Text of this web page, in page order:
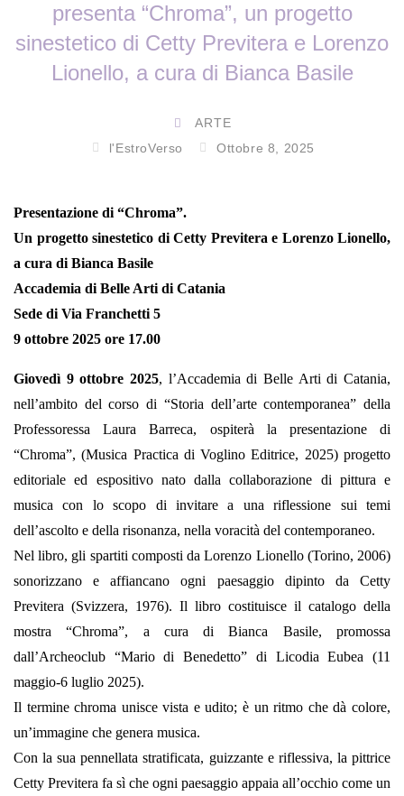
presenta “Chroma”, un progetto
sinestetico di Cetty Previtera e Lorenzo
Lionello, a cura di Bianca Basile
ARTE
l'EstroVerso
Ottobre 8, 2025
Presentazione di “Chroma”.
Un progetto sinestetico di Cetty Previtera e Lorenzo Lionello,
a cura di Bianca Basile
Accademia di Belle Arti di Catania
Sede di Via Franchetti 5
9 ottobre 2025 ore 17.00
Giovedì 9 ottobre 2025, l’Accademia di Belle Arti di Catania,
nell’ambito del corso di “Storia dell’arte contemporanea” della
Professoressa Laura Barreca, ospiterà la presentazione di
“Chroma”, (Musica Practica di Voglino Editrice, 2025) progetto
editoriale ed espositivo nato dalla collaborazione di pittura e
musica con lo scopo di invitare a una riflessione sui temi
dell’ascolto e della risonanza, nella voracità del contemporaneo.
Nel libro, gli spartiti composti da Lorenzo Lionello (Torino, 2006)
sonorizzano e affiancano ogni paesaggio dipinto da Cetty
Previtera (Svizzera, 1976). Il libro costituisce il catalogo della
mostra “Chroma”, a cura di Bianca Basile, promossa
dall’Archeoclub “Mario di Benedetto” di Licodia Eubea (11
maggio-6 luglio 2025).
Il termine chroma unisce vista e udito; è un ritmo che dà colore,
un’immagine che genera musica.
Con la sua pennellata stratificata, guizzante e riflessiva, la pittrice
Cetty Previtera fa sì che ogni paesaggio appaia all’occhio come un